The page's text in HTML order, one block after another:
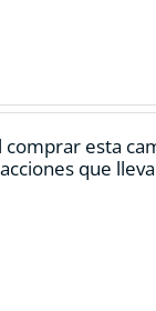
esta
que